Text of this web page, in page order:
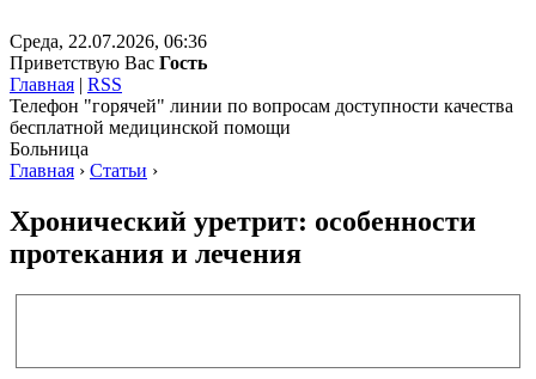
Среда, 22.07.2026, 06:36
Приветствую Вас Гость
Главная | RSS
Телефон "горячей" линии по вопросам доступности качества
бесплатной медицинской помощи
Больница
Главная › Статьи ›
Хронический уретрит: особенности
протекания и лечения